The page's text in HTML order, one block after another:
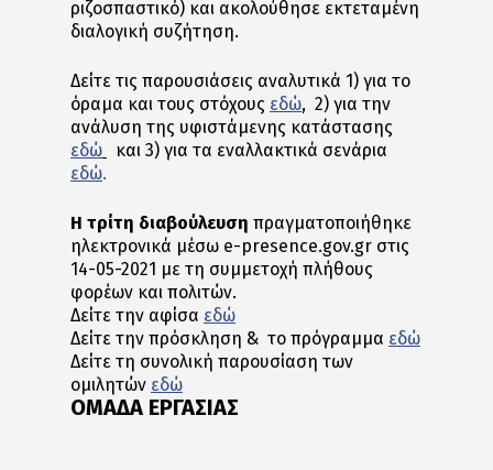
ριζοσπαστικό) και ακολούθησε εκτεταμένη
διαλογική συζήτηση.
Δείτε τις παρουσιάσεις αναλυτικά 1) για το
όραμα και τους στόχους εδώ, 2) για την
ανάλυση της υφιστάμενης κατάστασης
εδώ
και 3) για τα εναλλακτικά σενάρια
εδώ.
Η τρίτη διαβούλευση πραγματοποιήθηκε
ηλεκτρονικά μέσω e-presence.gov.gr στις
14-05-2021 με τη συμμετοχή πλήθους
φορέων και πολιτών.
Δείτε την αφίσα εδώ
Δείτε την πρόσκληση & το πρόγραμμα εδώ
Δείτε τη συνολική παρουσίαση των
ομιλητών εδώ
ΟΜΑΔΑ ΕΡΓΑΣΙΑΣ